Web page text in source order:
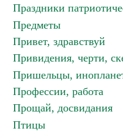
Праздники
Предметы
Привет, здравствуй
Привидения, черти,
Пришельцы,
Профессии, работа
Прощай, досвидания
Птицы